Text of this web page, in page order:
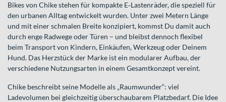
Bikes von Chike stehen für kompakte E‑Lastenräder, die speziell für
den urbanen Alltag entwickelt wurden. Unter zwei Metern Länge
und mit einer schmalen Breite konzipiert, kommst Du damit auch
durch enge Radwege oder Türen – und bleibst dennoch flexibel
beim Transport von Kindern, Einkäufen, Werkzeug oder Deinem
Hund. Das Herzstück der Marke ist ein modularer Aufbau, der
verschiedene Nutzungsarten in einem Gesamtkonzept vereint.
Chike beschreibt seine Modelle als „Raumwunder“: viel
Ladevolumen bei gleichzeitig überschaubarem Platzbedarf. Die Idee